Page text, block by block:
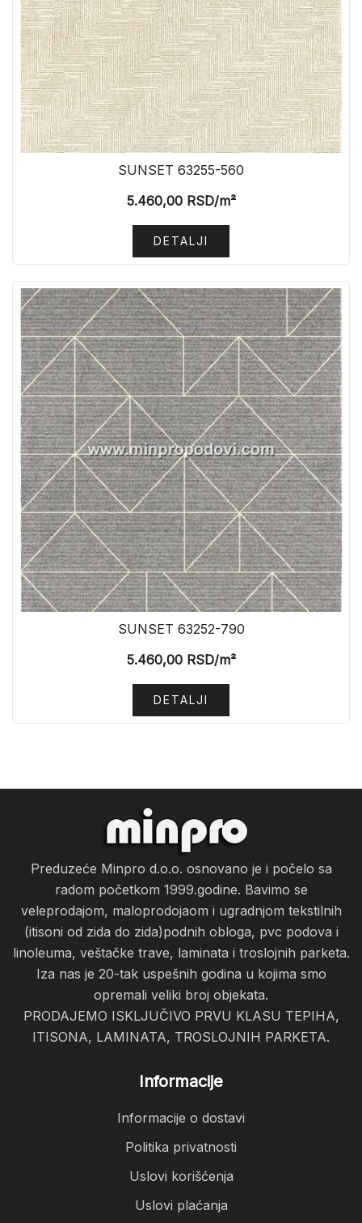
SUNSET 63255-560
5.460,00RSD/m²
DETALJI
SUNSET 63252-790
5.460,00RSD/m²
DETALJI
Preduzeće Minpro d.o.o. osnovano je i počelo sa
radom početkom 1999.godine. Bavimo se
veleprodajom, maloprodojaom i ugradnjom tekstilnih
(itisoni od zida do zida)podnih obloga, pvc podova i
linoleuma, veštačke trave, laminata i troslojnih parketa.
Iza nas je 20-tak uspešnih godina u kojima smo
opremali veliki broj objekata.
PRODAJEMO ISKLJUČIVO PRVU KLASU TEPIHA,
ITISONA, LAMINATA, TROSLOJNIH PARKETA.
Informacije
Informacije o dostavi
Politika privatnosti
Uslovi korišćenja
Uslovi plaćanja